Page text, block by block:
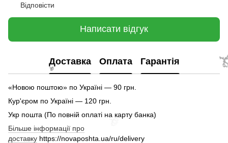
Відповісти
Написати відгук
Доставка Оплата Гарантія
«Новою поштою» по Україні — 90 грн.
Кур'єром по Україні — 120 грн.
Укр пошта (По повній оплаті на карту банка)
Більше інформації про
доставку https://novaposhta.ua/ru/delivery
🌹